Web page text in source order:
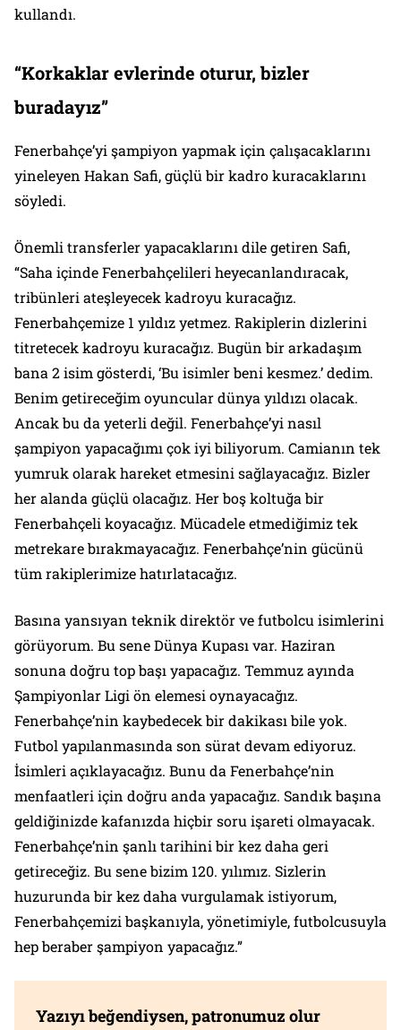
kullandı.
“Korkaklar evlerinde oturur, bizler
buradayız”
Fenerbahçe’yi şampiyon yapmak için çalışacaklarını
yineleyen Hakan Safi, güçlü bir kadro kuracaklarını
söyledi.
Önemli transferler yapacaklarını dile getiren Safi,
“Saha içinde Fenerbahçelileri heyecanlandıracak,
tribünleri ateşleyecek kadroyu kuracağız.
Fenerbahçemize 1 yıldız yetmez. Rakiplerin dizlerini
titretecek kadroyu kuracağız. Bugün bir arkadaşım
bana 2 isim gösterdi, ‘Bu isimler beni kesmez.’ dedim.
Benim getireceğim oyuncular dünya yıldızı olacak.
Ancak bu da yeterli değil. Fenerbahçe’yi nasıl
şampiyon yapacağımı çok iyi biliyorum. Camianın tek
yumruk olarak hareket etmesini sağlayacağız. Bizler
her alanda güçlü olacağız. Her boş koltuğa bir
Fenerbahçeli koyacağız. Mücadele etmediğimiz tek
metrekare bırakmayacağız. Fenerbahçe’nin gücünü
tüm rakiplerimize hatırlatacağız.
Basına yansıyan teknik direktör ve futbolcu isimlerini
görüyorum. Bu sene Dünya Kupası var. Haziran
sonuna doğru top başı yapacağız. Temmuz ayında
Şampiyonlar Ligi ön elemesi oynayacağız.
Fenerbahçe’nin kaybedecek bir dakikası bile yok.
Futbol yapılanmasında son sürat devam ediyoruz.
İsimleri açıklayacağız. Bunu da Fenerbahçe’nin
menfaatleri için doğru anda yapacağız. Sandık başına
geldiğinizde kafanızda hiçbir soru işareti olmayacak.
Fenerbahçe’nin şanlı tarihini bir kez daha geri
getireceğiz. Bu sene bizim 120. yılımız. Sizlerin
huzurunda bir kez daha vurgulamak istiyorum,
Fenerbahçemizi başkanıyla, yönetimiyle, futbolcusuyla
hep beraber şampiyon yapacağız.”
Yazıyı beğendiysen, patronumuz olur